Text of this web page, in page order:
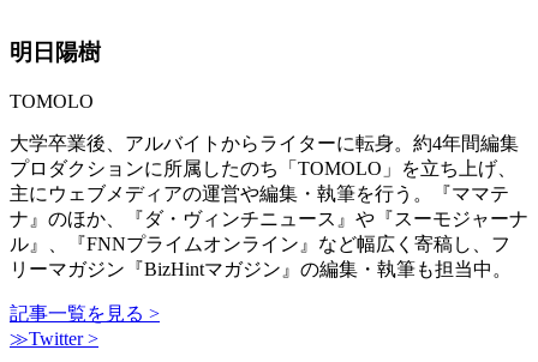
明日陽樹
TOMOLO
大学卒業後、アルバイトからライターに転身。約4年間編集
プロダクションに所属したのち「TOMOLO」を立ち上げ、
主にウェブメディアの運営や編集・執筆を行う。『ママテ
ナ』のほか、『ダ・ヴィンチニュース』や『スーモジャーナ
ル』、『FNNプライムオンライン』など幅広く寄稿し、フ
リーマガジン『BizHintマガジン』の編集・執筆も担当中。
記事一覧を見る >
≫Twitter >